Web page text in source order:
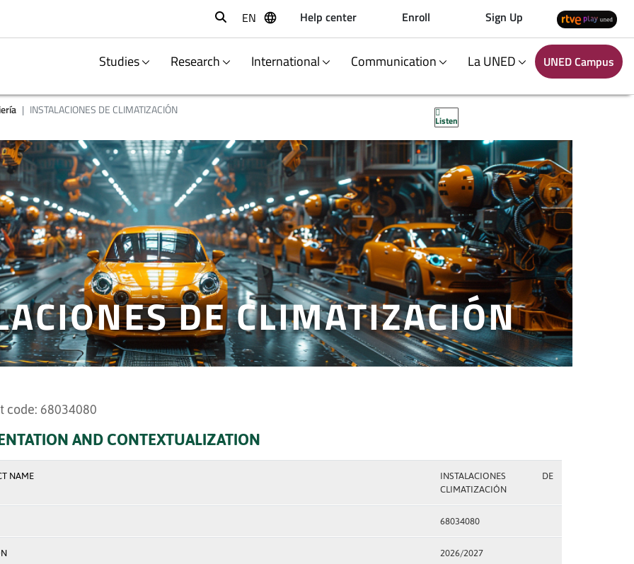
Buscar
EN Help center Enroll Sign Up
Studies Research International Communication La UNED UNED Campus
INSTALACIONES DE CLIMATIZACIÓN
Listen
DE CLIMATIZACIÓN
code: 68034080
AND CONTEXTUALIZATION
NAME
INSTALACIONES DE
CLIMATIZACIÓN
68034080
2026/2027